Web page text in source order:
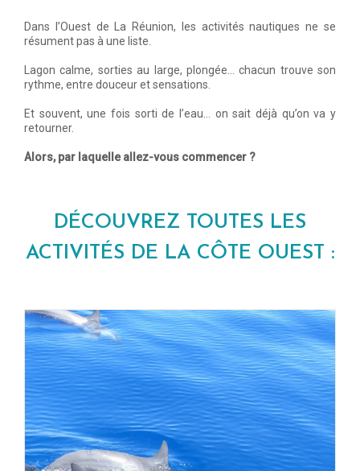
Dans l’Ouest de La Réunion, les activités nautiques ne se
résument pas à une liste.
Lagon calme, sorties au large, plongée… chacun trouve son
rythme, entre douceur et sensations.
Et souvent, une fois sorti de l’eau… on sait déjà qu’on va y
retourner.
Alors, par laquelle allez-vous commencer ?
DÉCOUVREZ TOUTES LES
ACTIVITÉS DE LA CÔTE OUEST :